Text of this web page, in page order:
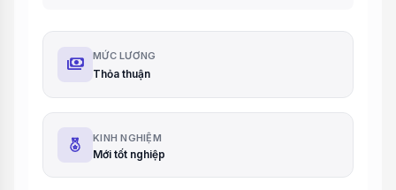
payments MỨC LƯƠNG
Thỏa thuận
KINH NGHIỆM
Mới tốt nghiệp